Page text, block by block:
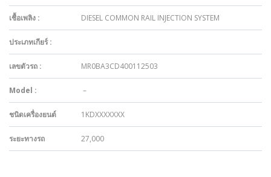
เชื้อเพลิง : DIESEL COMMON RAIL INJECTION SYSTEM
ประเภทเกียร์ :
เลขตัวรถ : MR0BA3CD400112503
Model : –
ชนิดเครื่องยนต์ 1KDXXXXXXX
ระยะทางรถ 27,000